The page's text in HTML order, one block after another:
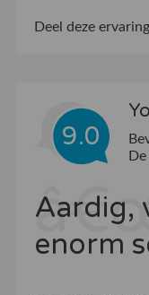
Deel deze ervaring
9.0
Aardig,
enorm